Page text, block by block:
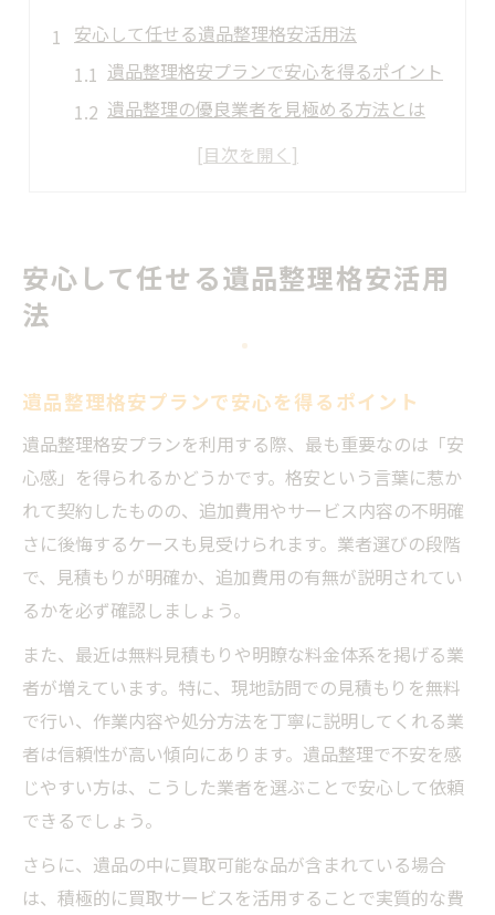
安心して任せる遺品整理格安活用法
遺品整理格安プランで安心を得るポイント
遺品整理の優良業者を見極める方法とは
遺品整理依頼時のトラブル回避術を解説
遺品整理の費用相場と格安プラン活用術
遺品整理で追加料金を防ぐチェック項目
遺品整理費用を抑える自分でできる工夫
優良業者の見極めで納得の遺品整理を
遺品整理優良業者を選ぶ見極めポイント
遺品整理の口コミと評判のチェック方法
遺品整理業者のトラブル回避策を徹底解説
遺品整理で後悔しない相見積もりの極意
遺品整理で相見積もりを取るメリット
遺品整理相見積もり時の注意点と交渉法
遺品整理100万円請求事例の注意ポイント
遺品整理費用を透明化する見積もり活用法
遺品整理格安業者の見積もり比較のコツ
安心して任せる遺品整理格安活用
法
遺品整理格安プランで安心を得るポイント
遺品整理格安プランを利用する際、最も重要なのは「安
心感」を得られるかどうかです。格安という言葉に惹か
れて契約したものの、追加費用やサービス内容の不明確
さに後悔するケースも見受けられます。業者選びの段階
で、見積もりが明確か、追加費用の有無が説明されてい
るかを必ず確認しましょう。
また、最近は無料見積もりや明瞭な料金体系を掲げる業
者が増えています。特に、現地訪問での見積もりを無料
で行い、作業内容や処分方法を丁寧に説明してくれる業
者は信頼性が高い傾向にあります。遺品整理で不安を感
じやすい方は、こうした業者を選ぶことで安心して依頼
できるでしょう。
さらに、遺品の中に買取可能な品が含まれている場合
は、積極的に買取サービスを活用することで実質的な費